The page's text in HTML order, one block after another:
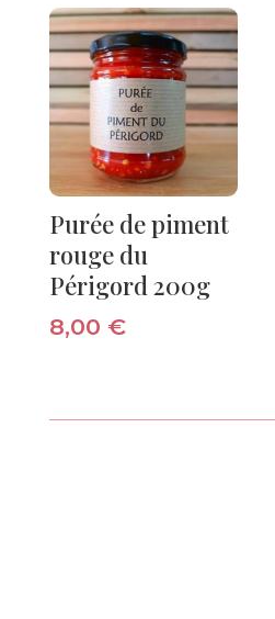
Purée de piment
rouge du
Périgord 200g
8,00 €